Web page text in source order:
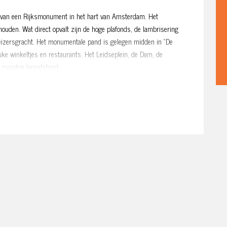
een Rijksmonument in het hart van Amsterdam. Het
Wat direct opvalt zijn de hoge plafonds, de lambrisering
Het monumentale pand is gelegen midden in “De
winkeltjes en restaurants. Het Leidseplein, de Dam, de
loopafstand.
woonkamer met hoog plafond, lambrisering en een